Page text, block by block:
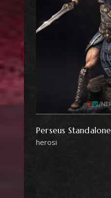
Perseus Standalone
herosi